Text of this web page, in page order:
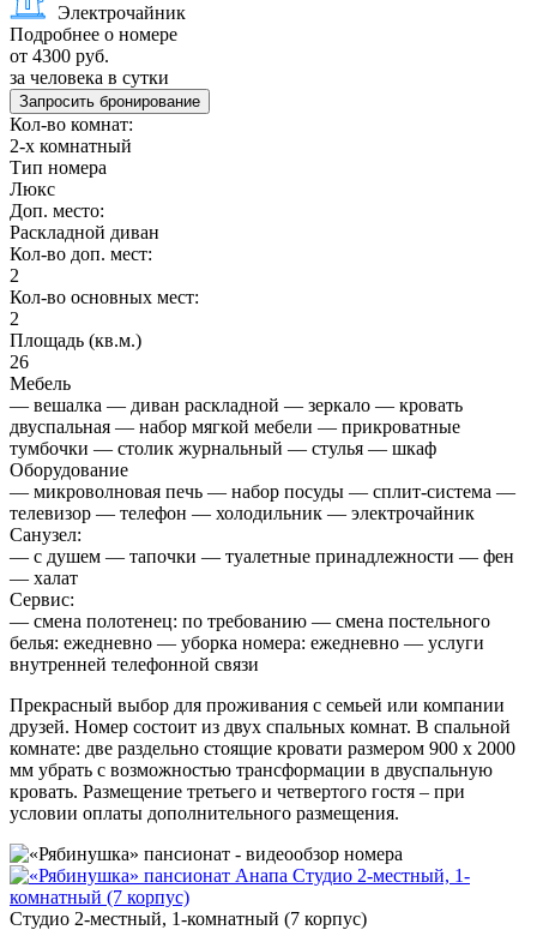
Электрочайник
Подробнее о номере
от 4300 руб.
за человека в сутки
Запросить бронирование
Кол-во комнат:
2-х комнатный
Тип номера
Люкс
Доп. место:
Раскладной диван
Кол-во доп. мест:
2
Кол-во основных мест:
2
Площадь (кв.м.)
26
Мебель
— вешалка — диван раскладной — зеркало — кровать
двуспальная — набор мягкой мебели — прикроватные
тумбочки — столик журнальный — стулья — шкаф
Оборудование
— микроволновая печь — набор посуды — сплит-система —
телевизор — телефон — холодильник — электрочайник
Санузел:
— с душем — тапочки — туалетные принадлежности — фен
— халат
Сервис:
— смена полотенец: по требованию — смена постельного
белья: ежедневно — уборка номера: ежедневно — услуги
внутренней телефонной связи
Прекрасный выбор для проживания с семьей или компании
друзей. Номер состоит из двух спальных комнат. В спальной
комнате: две раздельно стоящие кровати размером 900 х 2000
мм убрать с возможностью трансформации в двуспальную
кровать. Размещение третьего и четвертого гостя – при
условии оплаты дополнительного размещения.
Студио 2-местный, 1-комнатный (7 корпус)